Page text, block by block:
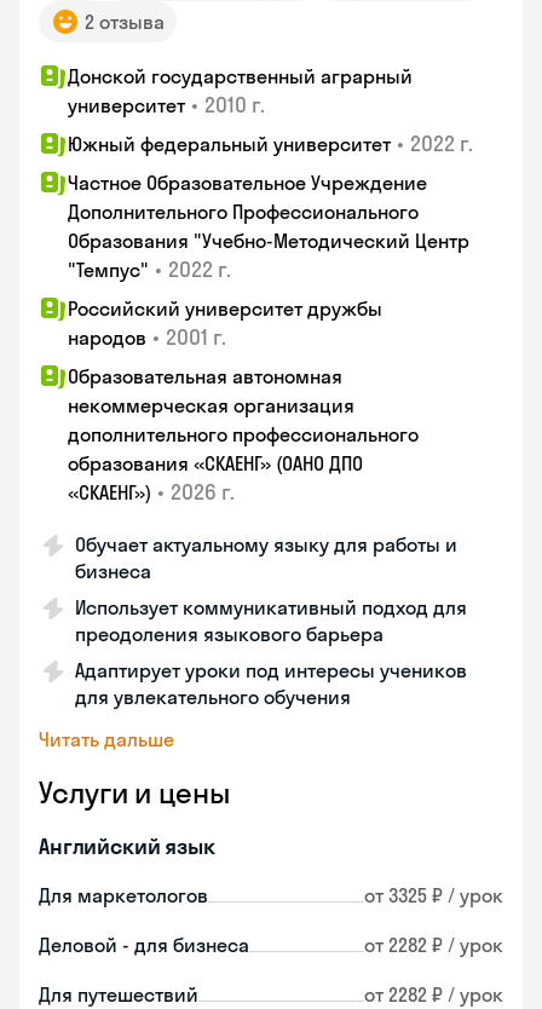
2 отзыва
Донской государственный аграрный
университет • 2010 г.
Южный федеральный университет • 2022 г.
Частное Образовательное Учреждение
Дополнительного Профессионального
Образования "Учебно-Методический Центр
"Темпус" • 2022 г.
Российский университет дружбы
народов • 2001 г.
Образовательная автономная
некоммерческая организация
дополнительного профессионального
образования «СКАЕНГ» (ОАНО ДПО
«СКАЕНГ») • 2026 г.
Обучает актуальному языку для работы и
бизнеса
Использует коммуникативный подход для
преодоления языкового барьера
Адаптирует уроки под интересы учеников
для увлекательного обучения
Читать дальше
Услуги и цены
Английский язык
Для маркетологов от 3325 ₽ / урок
Деловой - для бизнеса от 2282 ₽ / урок
Для путешествий от 2282 ₽ / урок